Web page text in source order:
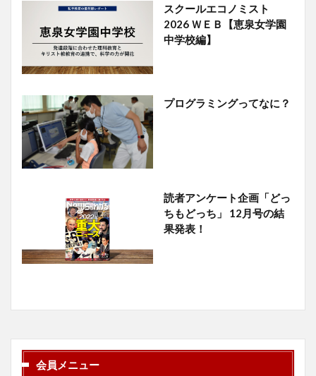
スクールエコノミスト
2026 ＷＥＢ【恵泉女学園
中学校編】
プログラミングってなに？
読者アンケート企画「どっ
ちもどっち」 12月号の結
果発表！
会員メニュー